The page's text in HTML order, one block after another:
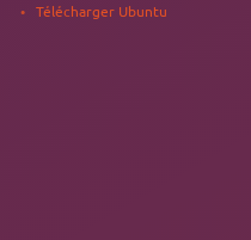
Télécharger Ubuntu